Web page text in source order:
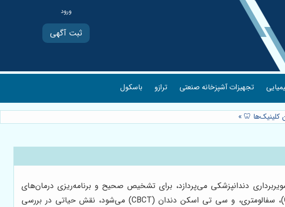
ثبت آگهی
تجهیزات آشپزخانه صنعتی ترازو باسکول
کلینیک‌ها 🦷 »
دندانپزشکی می‌پردازد، برای تشخیص صحیح و برنامه‌ریزی درمان‌های
دندانپزشکی ضروری است. رادیولوژی دندان، که شامل تکنیک‌های مختلفی از جمله رادیوگرافی پانورامیک (OPG)، سفالومتری، و سی تی اسکن دندان (CBCT) می‌شود، نقش حیاتی در بررسی